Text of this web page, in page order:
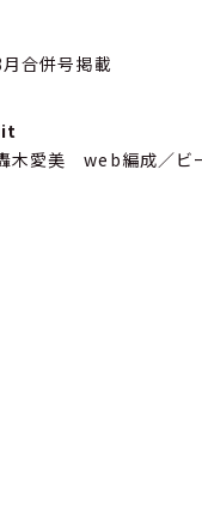
合併号掲載
木愛美 web編成／ビ